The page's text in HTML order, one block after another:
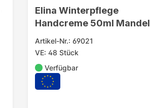
Elina Winterpflege
Handcreme 50ml Mandel
Artikel-Nr.: 69021
VE: 48 Stück
Verfügbar